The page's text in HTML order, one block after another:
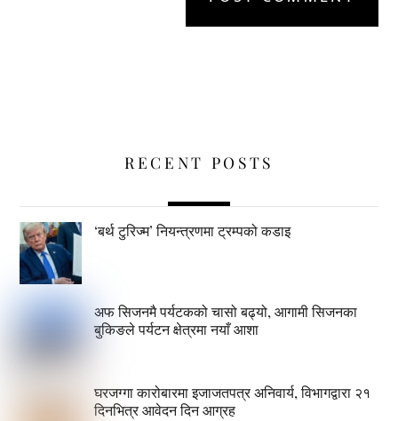
RECENT POSTS
‘बर्थ टुरिज्म’ नियन्त्रणमा ट्रम्पको कडाइ
अफ सिजनमै पर्यटकको चासो बढ्यो, आगामी सिजनका
बुकिङले पर्यटन क्षेत्रमा नयाँ आशा
घरजग्गा कारोबारमा इजाजतपत्र अनिवार्य, विभागद्वारा २१
दिनभित्र आवेदन दिन आग्रह